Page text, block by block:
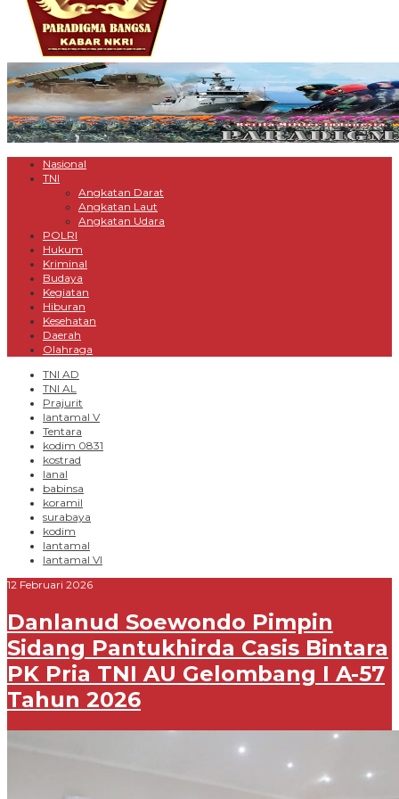
Nasional
TNI
Angkatan Darat
Angkatan Laut
Angkatan Udara
POLRI
Hukum
Kriminal
Budaya
Kegiatan
Hiburan
Kesehatan
Daerah
Olahraga
TNI AD
TNI AL
Prajurit
lantamal V
Tentara
kodim 0831
kostrad
lanal
babinsa
koramil
surabaya
kodim
lantamal
lantamal VI
12 Februari 2026
Danlanud Soewondo Pimpin
Sidang Pantukhirda Casis Bintara
PK Pria TNI AU Gelombang I A-57
Tahun 2026